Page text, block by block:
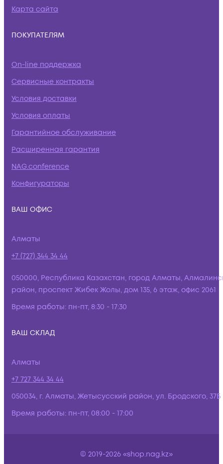
Карта сайта
ПОКУПАТЕЛЯМ
On-line поддержка
Сервисные контракты
Условия доставки
Условия оплаты
Гарантийное обслуживание
Расширенная гарантия
NAG.conference
Конфигураторы
ВАШ ОФИС
Алматы
+7 (727) 344 34 44
050000, Республика Казахстан, город Алматы,
район, проспект Жибек Жолы, дом 135, 6 этаж, офис 2061
Время работы: пн-пт, 8:30 - 17:30
ВАШ СКЛАД
Алматы
+7 727 344 34 44
050034, г. Алматы, Жетысусский район, ул. Бродского, 37Б
Время работы: пн-пт, 08:00 - 17:00
© 2019-2026 «shop.nag.kz»